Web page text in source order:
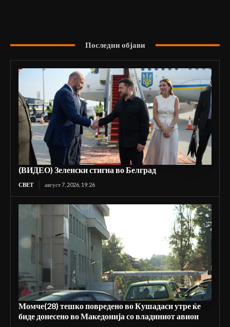
Последни објави
(ВИДЕО) Зеленски стигна во Белград
СВЕТ август 7, 2026, 19:26
Момче(28) тешко повредено во Кушадаси утре ќе
биде донесено во Македонија со владиниот авион